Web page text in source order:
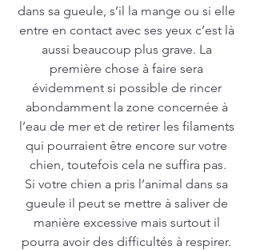
dans sa gueule, s’il la mange ou si elle
entre en contact avec ses yeux c’est là
aussi beaucoup plus grave. La
première chose à faire sera
évidemment si possible de rincer
abondamment la zone concernée à
l’eau de mer et de retirer les filaments
qui pourraient être encore sur votre
chien, toutefois cela ne suffira pas.
Si votre chien a pris l’animal dans sa
gueule il peut se mettre à saliver de
manière excessive mais surtout il
pourra avoir des difficultés à respirer.